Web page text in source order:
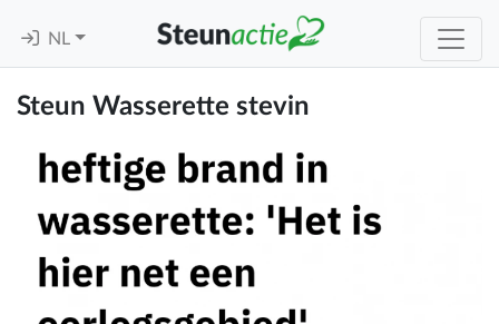
NL
Steun Wasserette stevin